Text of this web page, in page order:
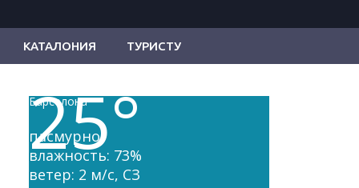
КАТАЛОНИЯ ТУРИСТУ
Барселона
25°
пасмурно
влажность: 73%
ветер: 2 м/с, СЗ